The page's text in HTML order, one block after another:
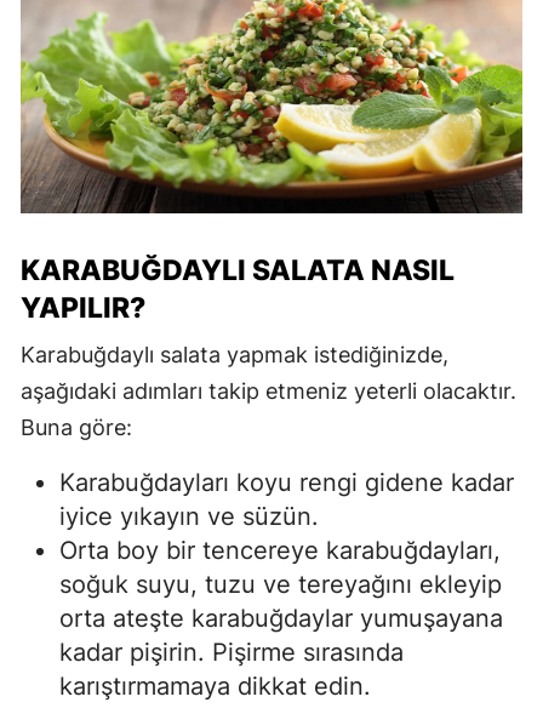
KARABUĞDAYLI SALATA NASIL
YAPILIR?
Karabuğdaylı salata yapmak istediğinizde,
aşağıdaki adımları takip etmeniz yeterli olacaktır.
Buna göre:
Karabuğdayları koyu rengi gidene kadar
iyice yıkayın ve süzün.
Orta boy bir tencereye karabuğdayları,
soğuk suyu, tuzu ve tereyağını ekleyip
orta ateşte karabuğdaylar yumuşayana
kadar pişirin. Pişirme sırasında
karıştırmamaya dikkat edin.